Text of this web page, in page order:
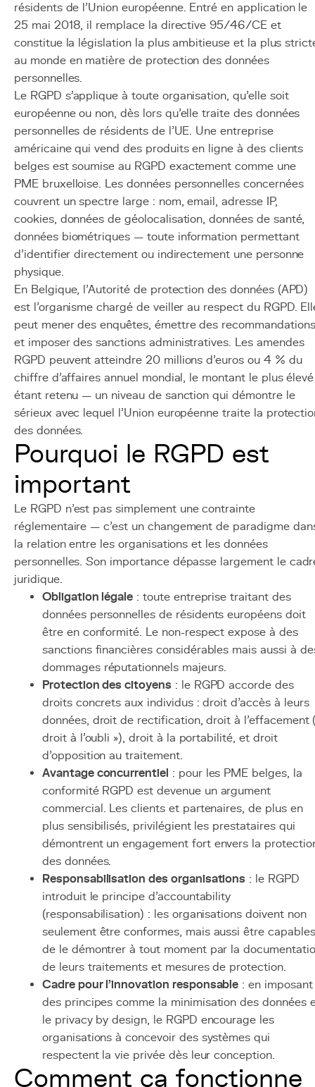
résidents de l'Union européenne. Entré en application le
25 mai 2018, il remplace la directive 95/46/CE et
constitue la législation la plus ambitieuse et la plus
au monde en matière de protection des données
personnelles.
Le RGPD s'applique à toute organisation, qu'elle soit
européenne ou non, dès lors qu'elle traite des données
personnelles de résidents de l'UE. Une entreprise
américaine qui vend des produits en ligne à des clients
belges est soumise au RGPD exactement comme une
PME bruxelloise. Les données personnelles concernées
couvrent un spectre large : nom, email, adresse IP,
cookies, données de géolocalisation, données de santé,
données biométriques — toute information permettant
d'identifier directement ou indirectement une personne
physique.
En Belgique, l'Autorité de protection des données (APD)
est l'organisme chargé de veiller au respect du RGPD.
peut mener des enquêtes, émettre des recommandations
et imposer des sanctions administratives. Les amendes
RGPD peuvent atteindre 20 millions d'euros ou 4 % du
chiffre d'affaires annuel mondial, le montant le plus élevé
étant retenu — un niveau de sanction qui démontre le
sérieux avec lequel l'Union européenne traite la
des données.
Pourquoi le RGPD est
important
Le RGPD n'est pas simplement une contrainte
réglementaire — c'est un changement de paradigme
la relation entre les organisations et les données
personnelles. Son importance dépasse largement le
juridique.
Obligation légale : toute entreprise traitant des
données personnelles de résidents européens doit
être en conformité. Le non-respect expose à des
sanctions financières considérables mais aussi à
dommages réputationnels majeurs.
Protection des citoyens : le RGPD accorde des
droits concrets aux individus : droit d'accès à leurs
données, droit de rectification, droit à l'effacement
droit à l'oubli »), droit à la portabilité, et droit
d'opposition au traitement.
Avantage concurrentiel : pour les PME belges, la
conformité RGPD est devenue un argument
commercial. Les clients et partenaires, de plus en
plus sensibilisés, privilégient les prestataires qui
démontrent un engagement fort envers la
des données.
Responsabilisation des organisations : le RGPD
introduit le principe d'accountability
(responsabilisation) : les organisations doivent non
seulement être conformes, mais aussi être capables
de le démontrer à tout moment par la
de leurs traitements et mesures de protection.
Cadre pour l'innovation responsable : en imposant
des principes comme la minimisation des données
le privacy by design, le RGPD encourage les
organisations à concevoir des systèmes qui
respectent la vie privée dès leur conception.
Comment ça fonctionne